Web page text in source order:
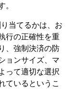
。
当てるかは、お
行の正確性を重
、強制決済の防
ョンサイズ、マ
って適切な選択
ているというこ